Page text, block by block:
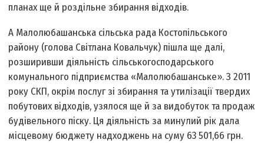
планах ще й роздільне збирання відходів.
А Малолюбашанська сільська рада Костопільського
району (голова Світлана Ковальчук) пішла ще далі,
розширивши діяльність сільськогосподарського
комунального підприємства «Малолюбашанське». З 2011
року СКП, окрім послуг зі збирання та утилізації твердих
побутових відходів, узялося ще й за видобуток та продаж
будівельного піску. Ця діяльність за минулий рік дала
місцевому бюджету надходжень на суму 63 501,66 грн.